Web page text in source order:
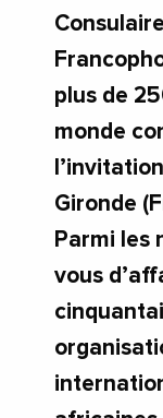
plus de
monde
Gironde
Parmi les
vous